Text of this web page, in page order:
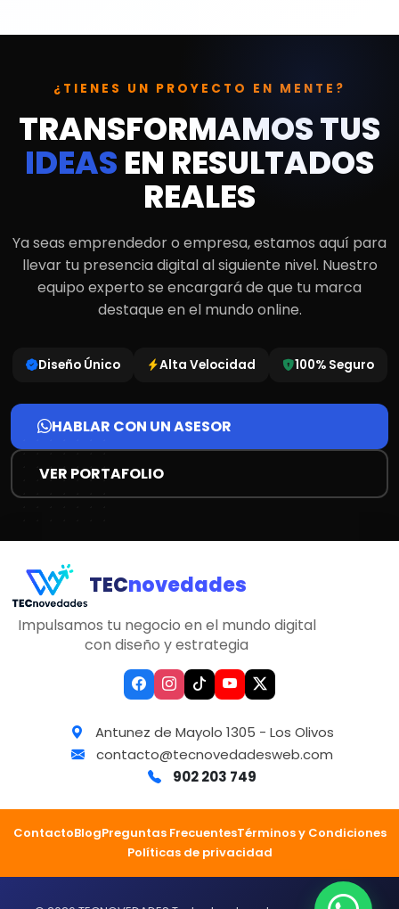
¿TIENES UN PROYECTO EN MENTE?
TRANSFORMAMOS TUS
IDEAS EN RESULTADOS
REALES
Ya seas emprendedor o empresa, estamos aquí para
llevar tu presencia digital al siguiente nivel. Nuestro
equipo experto se encargará de que tu marca
destaque en el mundo online.
Diseño Único Alta Velocidad 100% Seguro
HABLAR CON UN ASESOR
VER PORTAFOLIO
TECnovedades
Impulsamos tu negocio en el mundo digital
con diseño y estrategia
Antunez de Mayolo 1305 - Los Olivos
contacto@tecnovedadesweb.com
902 203 749
ContactoBlogPreguntas FrecuentesTérminos y Condiciones
Políticas de privacidad